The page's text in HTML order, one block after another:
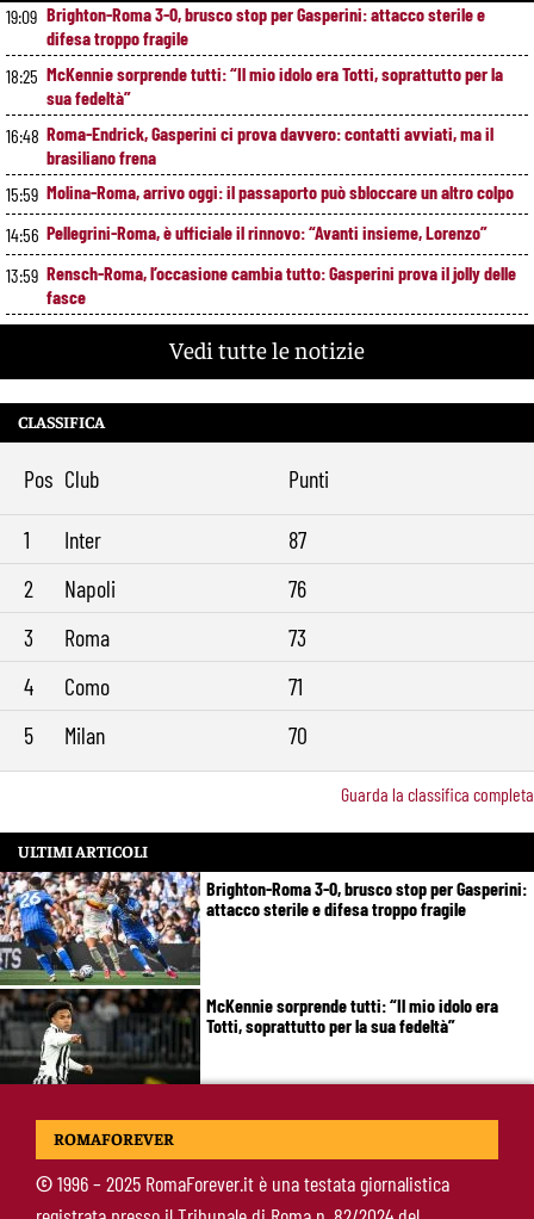
19:09 Brighton-Roma 3-0, brusco stop per Gasperini: attacco sterile e
difesa troppo fragile
18:25 McKennie sorprende tutti: “Il mio idolo era Totti, soprattutto per la
sua fedeltà”
16:48 Roma-Endrick, Gasperini ci prova davvero: contatti avviati, ma il
brasiliano frena
15:59 Molina-Roma, arrivo oggi: il passaporto può sbloccare un altro colpo
14:56 Pellegrini-Roma, è ufficiale il rinnovo: “Avanti insieme, Lorenzo”
13:59 Rensch-Roma, l’occasione cambia tutto: Gasperini prova il jolly delle
fasce
Kumbulla lascia la Roma: ufficiale il prestito al Rayo Vallecano
11:49
10:41 Rowe chiude alla Roma: “Sono concentrato sul Bologna”. Poi esalta
9:32
Mercato Roma, Gasperini aspetta ancora il suo trequartista: Nusa
sfuma, ora Fofana e Gittens
Vedi tutte le notizie
CLASSIFICA
Pos Club Punti
1 Inter
87
2
Napoli
76
3
Roma
73
4
Como
71
5
Milan 70
Guarda la classifica completa
ULTIMI ARTICOLI
Brighton-Roma 3-0, brusco stop per Gasperini:
attacco sterile e difesa troppo fragile
McKennie sorprende tutti: “Il mio idolo era
Totti, soprattutto per la sua fedeltà”
Roma-Endrick, Gasperini ci prova davvero:
ROMAFOREVER
©1996 – 2025 RomaForever.it è una testata giornalistica